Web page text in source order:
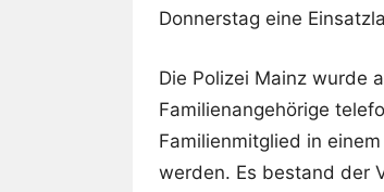
Donnerstag eine
Die Polizei Mainz wurde
Familienangehörige
Familienmitglied in
werden. Es bestand der